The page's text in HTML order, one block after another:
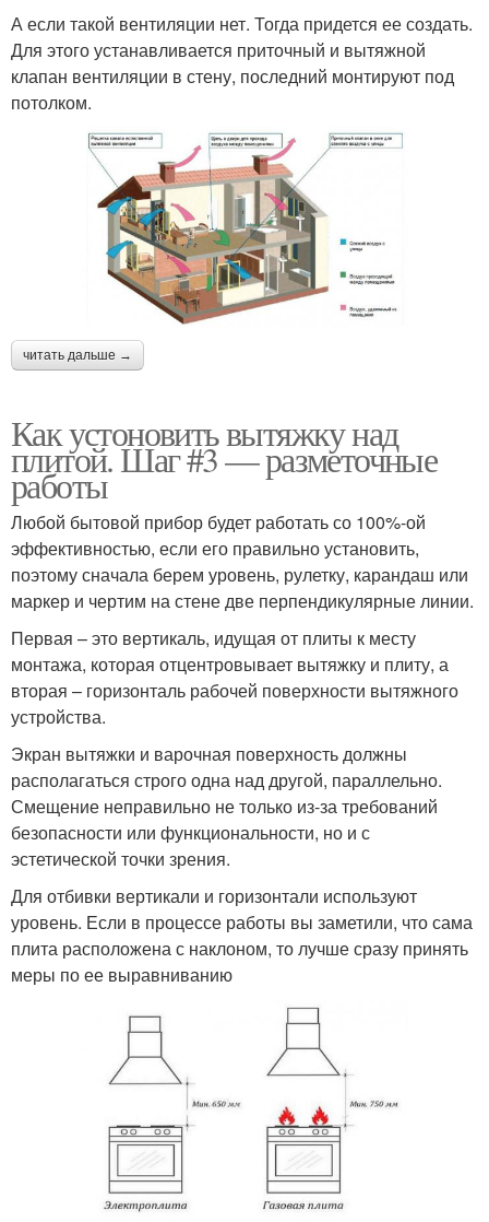
А если такой вентиляции нет. Тогда придется ее создать.
Для этого устанавливается приточный и вытяжной
клапан вентиляции в стену, последний монтируют под
потолком.
читать дальше →
Как устоновить вытяжку над
плитой. Шаг #3 — разметочные
работы
Любой бытовой прибор будет работать со 100%-ой
эффективностью, если его правильно установить,
поэтому сначала берем уровень, рулетку, карандаш или
маркер и чертим на стене две перпендикулярные линии.
Первая – это вертикаль, идущая от плиты к месту
монтажа, которая отцентровывает вытяжку и плиту, а
вторая – горизонталь рабочей поверхности вытяжного
устройства.
Экран вытяжки и варочная поверхность должны
располагаться строго одна над другой, параллельно.
Смещение неправильно не только из-за требований
безопасности или функциональности, но и с
эстетической точки зрения.
Для отбивки вертикали и горизонтали используют
уровень. Если в процессе работы вы заметили, что сама
плита расположена с наклоном, то лучше сразу принять
меры по ее выравниванию